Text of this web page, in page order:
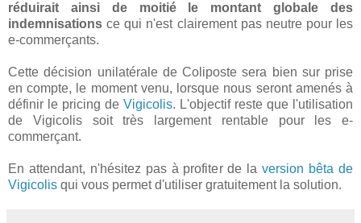
réduirait ainsi de moitié le montant globale des
indemnisations ce qui n'est clairement pas neutre pour les
e-commerçants.
Cette décision unilatérale de Coliposte sera bien sur prise
en compte, le moment venu, lorsque nous seront amenés à
définir le pricing de Vigicolis. L'objectif reste que l'utilisation
de Vigicolis soit très largement rentable pour les e-
commerçant.
En attendant, n'hésitez pas à profiter de laversion bêta de
Vigicolis qui vous permet d'utiliser gratuitement la solution.